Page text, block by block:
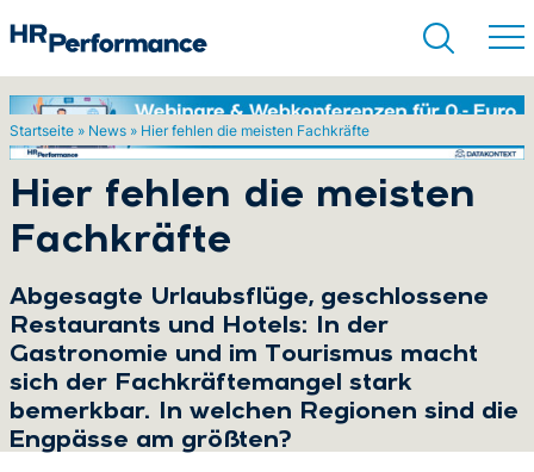
Startseite » News » Hier fehlen die meisten Fachkräfte
Hier fehlen die meisten
Fachkräfte
Abgesagte Urlaubsflüge, geschlossene
Restaurants und Hotels: In der
Gastronomie und im Tourismus macht
sich der Fachkräftemangel stark
bemerkbar. In welchen Regionen sind die
Engpässe am größten?